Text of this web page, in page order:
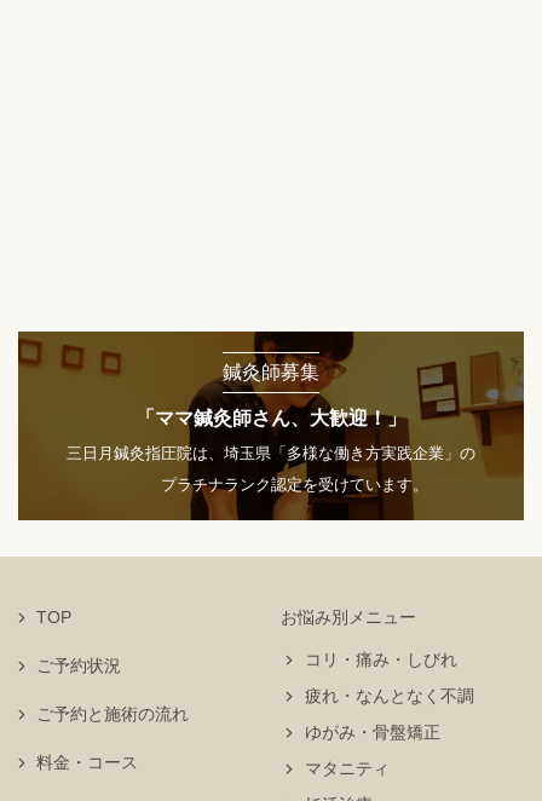
鍼灸師募集
「ママ鍼灸師さん、大歓迎！」
三日月鍼灸指圧院は、埼玉県「多様な働き方実践企業」の
プラチナランク認定を受けています。
TOP
ご予約状況
お悩み別メニュー
コリ・痛み・しびれ
疲れ・なんとなく不調
ゆがみ・骨盤矯正
マタニティ
ご予約と施術の流れ
料金・コース